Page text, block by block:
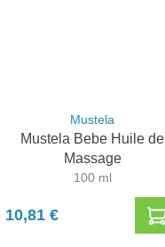
Mustela
Mustela Bebe Huile de
Massage
100 ml
10,81 €